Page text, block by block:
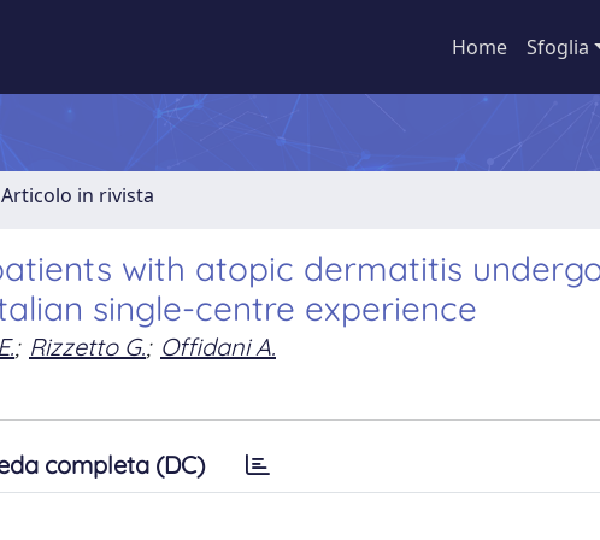
Home Sfoglia
Articolo in rivista
with atopic dermatitis
single-centre experience
; Rizzetto G.; Offidani A.
completa (DC)